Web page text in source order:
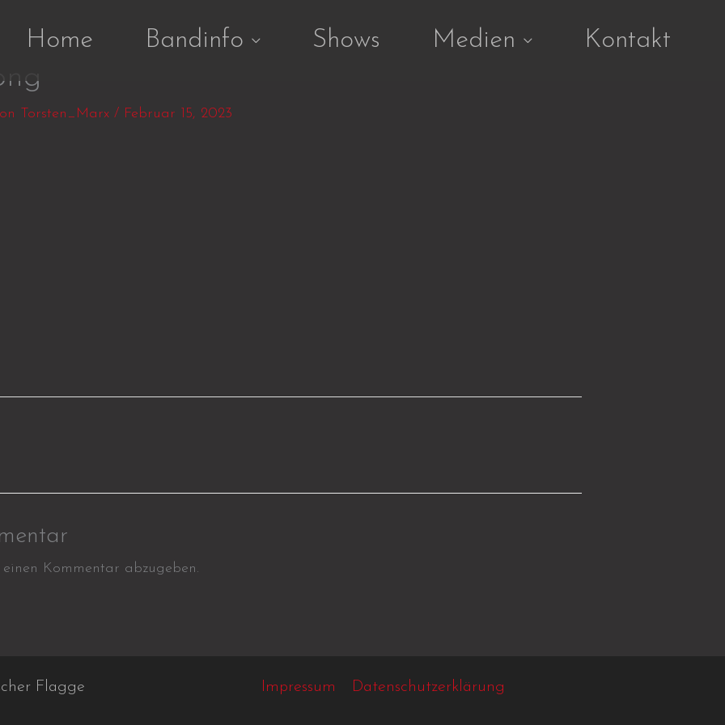
Home Bandinfo Shows Medien Kontakt
Torsten_Marx / Februar 15, 2023
einen Kommentar abzugeben.
Flagge Impressum Datenschutzerklärung